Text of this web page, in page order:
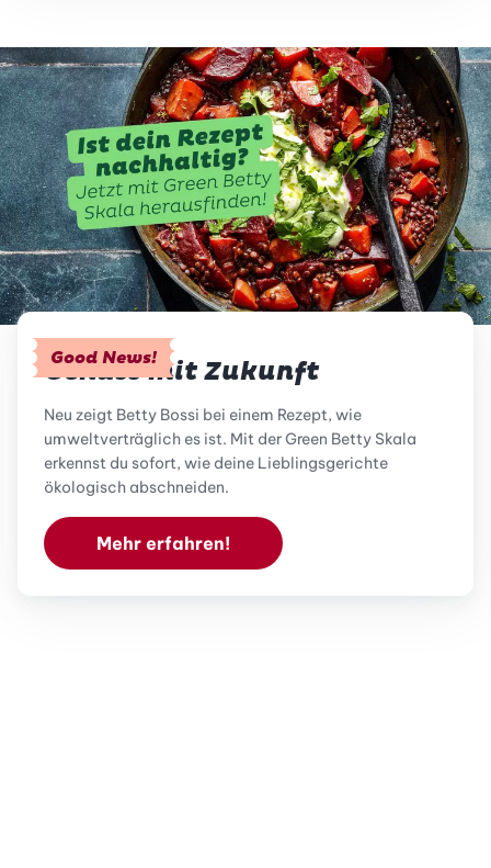
Good News!
Genuss mit Zukunft
Neu zeigt Betty Bossi bei einem Rezept, wie
umweltverträglich es ist. Mit der Green Betty Skala
erkennst du sofort, wie deine Lieblingsgerichte
ökologisch abschneiden.
Mehr erfahren!